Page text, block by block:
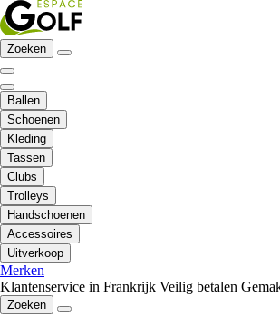
Zoeken
Ballen
Schoenen
Kleding
Tassen
Clubs
Trolleys
Handschoenen
Accessoires
Uitverkoop
Merken
Klantenservice in Frankrijk Veilig betalen
Zoeken